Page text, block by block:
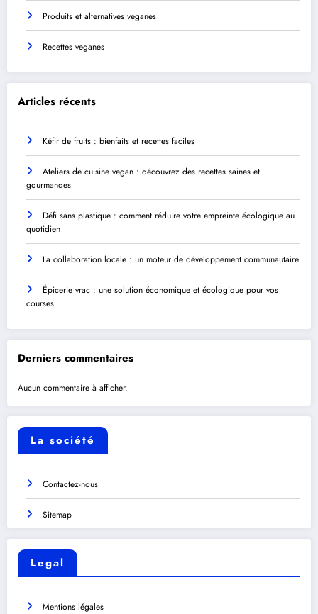
Produits et alternatives veganes
Recettes veganes
Articles récents
Kéfir de fruits : bienfaits et recettes faciles
Ateliers de cuisine vegan : découvrez des recettes saines et
gourmandes
Défi sans plastique : comment réduire votre empreinte écologique au
quotidien
La collaboration locale : un moteur de développement communautaire
Épicerie vrac : une solution économique et écologique pour vos
courses
Derniers commentaires
Aucun commentaire à afficher.
La société
Contactez-nous
Sitemap
Legal
Mentions légales